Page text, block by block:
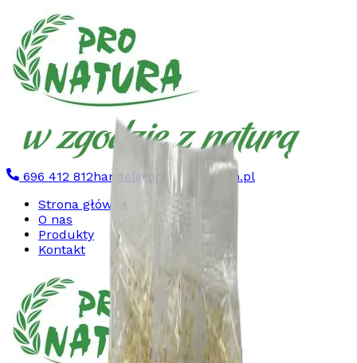
696 412 812handel@pronatura.com.pl
Strona główna
O nas
Produkty
Kontakt